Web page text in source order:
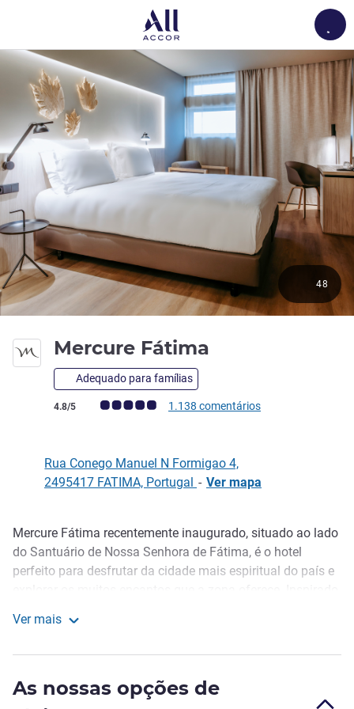
Mercure Fátima
Adequado para famílias
Nota clientes Avis (Classificação ALL)
4.8/5 1.138 comentários
48
Rua Conego Manuel N Formigao 4,
2495417 FATIMA, Portugal - Ver mapa
Descrição
Mercure Fátima recentemente inaugurado, situado ao lado
do Santuário de Nossa Senhora de Fátima, é o hotel
perfeito para desfrutar da cidade mais espiritual do país e
ideal para uma visita ao Santuário. Aproveite a estadia
Património Mundial da Humanidade, como o Mosteiro da
Batalha, o Mosteiro de Alcobaça e o Convento de Cristo e
Ver mais
As nossas opções de